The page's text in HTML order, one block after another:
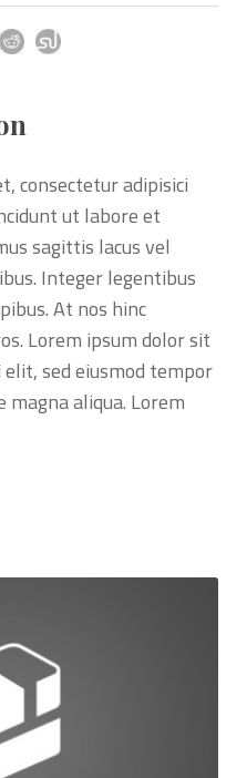
consectetur adipisici
ut labore et
sagittis lacus vel
Integer legentibus
At nos hinc
Lorem ipsum dolor sit
sed eiusmod tempor
aliqua. Lorem